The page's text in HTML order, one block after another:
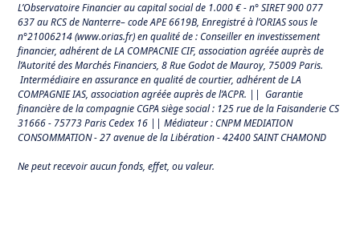
L’Observatoire Financier au capital social de 1.000 € - n° SIRET 900 077
637 au RCS de Nanterre– code APE 6619B, Enregistré à l’ORIAS sous le
n°21006214 (www.orias.fr) en qualité de : Conseiller en investissement
financier, adhérent de LA COMPACNIE CIF, association agréée auprès de
l’Autorité des Marchés Financiers, 8 Rue Godot de Mauroy, 75009 Paris.
Intermédiaire en assurance en qualité de courtier, adhérent de LA
COMPAGNIE IAS, association agréée auprès de l’ACPR. || Garantie
financière de la compagnie CGPA siège social : 125 rue de la Faisanderie CS
31666 - 75773 Paris Cedex 16 || Médiateur : CNPM MEDIATION
CONSOMMATION - 27 avenue de la Libération - 42400 SAINT CHAMOND
Ne peut recevoir aucun fonds, effet, ou valeur.